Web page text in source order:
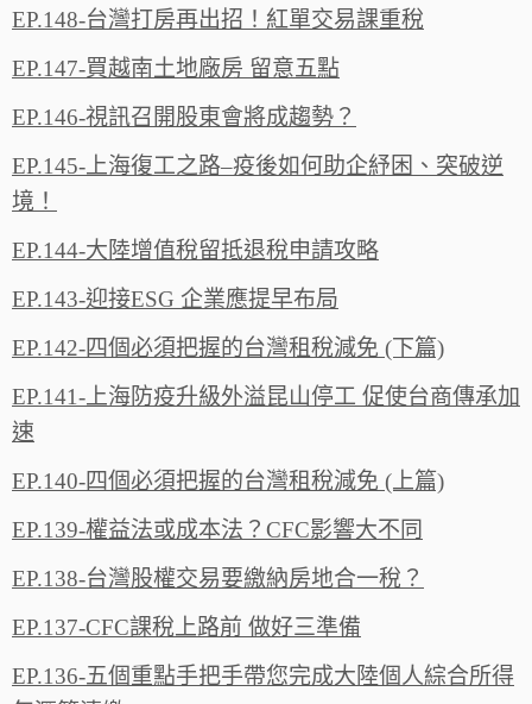
EP.148-台灣打房再出招！紅單交易課重稅
EP.147-買越南土地廠房 留意五點
EP.146-視訊召開股東會將成趨勢？
EP.145-上海復工之路–疫後如何助企紓困、突破逆
境！
EP.144-大陸增值稅留抵退稅申請攻略
EP.143-迎接ESG 企業應提早布局
EP.142-四個必須把握的台灣租稅減免 (下篇)
EP.141-上海防疫升級外溢昆山停工 促使台商傳承加
速
EP.140-四個必須把握的台灣租稅減免 (上篇)
EP.139-權益法或成本法？CFC影響大不同
EP.138-台灣股權交易要繳納房地合一稅？
EP.137-CFC課稅上路前 做好三準備
EP.136-五個重點手把手帶您完成大陸個人綜合所得